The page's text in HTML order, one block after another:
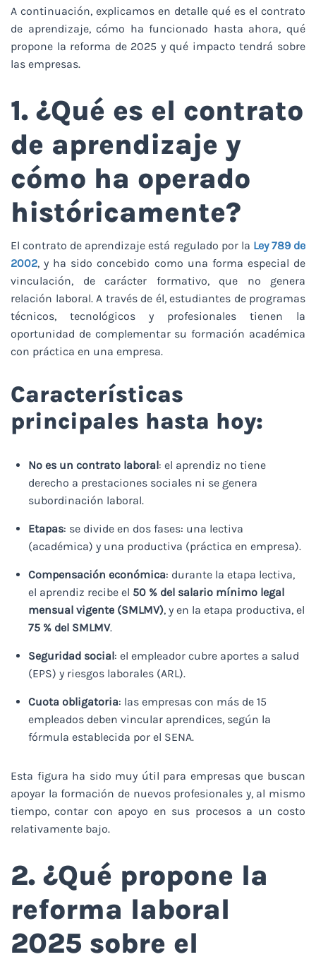
A continuación, explicamos en detalle qué es el contrato
de aprendizaje, cómo ha funcionado hasta ahora, qué
propone la reforma de 2025 y qué impacto tendrá sobre
las empresas.
1. ¿Qué es el contrato
de aprendizaje y
cómo ha operado
históricamente?
El contrato de aprendizaje está regulado por la Ley 789 de
2002, y ha sido concebido como una forma especial de
vinculación, de carácter formativo, que no genera
relación laboral. A través de él, estudiantes de programas
técnicos, tecnológicos y profesionales tienen la
oportunidad de complementar su formación académica
con práctica en una empresa.
Características
principales hasta hoy:
No es un contrato laboral: el aprendiz no tiene
derecho a prestaciones sociales ni se genera
subordinación laboral.
Etapas: se divide en dos fases: una lectiva
(académica) y una productiva (práctica en empresa).
Compensación económica: durante la etapa lectiva,
el aprendiz recibe el 50 % del salario mínimo legal
mensual vigente (SMLMV), y en la etapa productiva, el
75 % del SMLMV.
Seguridad social: el empleador cubre aportes a salud
(EPS) y riesgos laborales (ARL).
Cuota obligatoria: las empresas con más de 15
empleados deben vincular aprendices, según la
fórmula establecida por el SENA.
Esta figura ha sido muy útil para empresas que buscan
apoyar la formación de nuevos profesionales y, al mismo
tiempo, contar con apoyo en sus procesos a un costo
relativamente bajo.
2. ¿Qué propone la
reforma laboral
2025 sobre el